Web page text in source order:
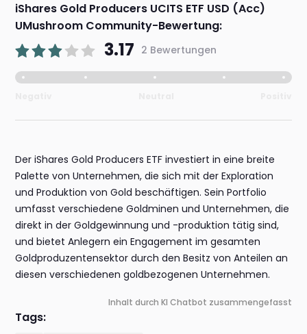
iShares Gold Producers UCITS ETF USD (Acc)
UMushroom Community-Bewertung:
3.17 2 Bewertungen
Der iShares Gold Producers ETF investiert in eine breite
Palette von Unternehmen, die sich mit der Exploration
und Produktion von Gold beschäftigen. Sein Portfolio
umfasst verschiedene Goldminen und Unternehmen, die
direkt in der Goldgewinnung und -produktion tätig sind,
und bietet Anlegern ein Engagement im gesamten
Goldproduzentensektor durch den Besitz von Anteilen an
diesen verschiedenen goldbezogenen Unternehmen.
Inhalt durch KI Chatbot zusammengefasst
Tags: